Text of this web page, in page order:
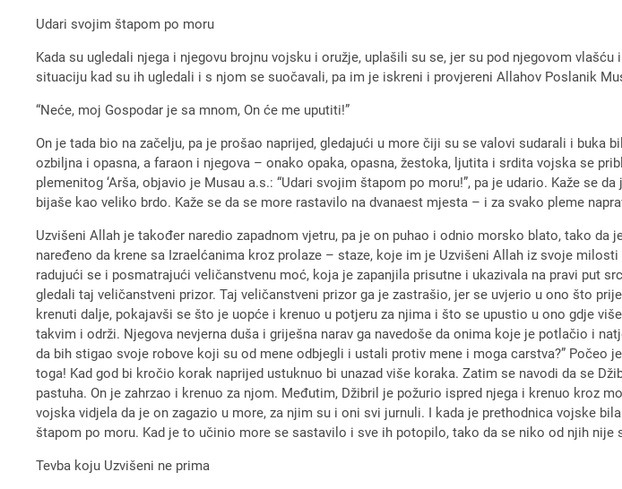
Udari svojim štapom po moru
Kada su ugledali njega i njegovu brojnu vojsku i oružje, uplašili su se, jer su pod njegovom
situaciju kad su ih ugledali i s njom se suočavali, pa im je iskreni i provjereni Allahov Poslanik
“Neće, moj Gospodar je sa mnom, On će me uputiti!”
On je tada bio na začelju, pa je prošao naprijed, gledajući u more čiji su se valovi sudarali i
ozbiljna i opasna, a faraon i njegova – onako opaka, opasna, žestoka, ljutita i srdita vojska se
plemenitog ‘Arša, objavio je Musau a.s.: “Udari svojim štapom po moru!”, pa je udario. Kaže se
bijaše kao veliko brdo. Kaže se da se more rastavilo na dvanaest mjesta – i za svako pleme
Uzvišeni Allah je također naredio zapadnom vjetru, pa je on puhao i odnio morsko blato, tako
naređeno da krene sa Izraelćanima kroz prolaze – staze, koje im je Uzvišeni Allah iz svoje
radujući se i posmatrajući veličanstvenu moć, koja je zapanjila prisutne i ukazivala na pravi put
gledali taj veličanstveni prizor. Taj veličanstveni prizor ga je zastrašio, jer se uvjerio u ono što
krenuti dalje, pokajavši se što je uopće i krenuo u potjeru za njima i što se upustio u ono gdje
takvim i održi. Njegova nevjerna duša i griješna narav ga navedoše da onima koje je potlačio i
da bih stigao svoje robove koji su od mene odbjegli i ustali protiv mene i moga carstva?”
toga! Kad god bi kročio korak naprijed ustuknuo bi unazad više koraka. Zatim se navodi da se
pastuha. On je zahrzao i krenuo za njom. Međutim, Džibril je požurio ispred njega i krenuo kroz
vojska vidjela da je on zagazio u more, za njim su i oni svi jurnuli. I kada je prethodnica vojske
štapom po moru. Kad je to učinio more se sastavilo i sve ih potopilo, tako da se niko od njih nije
Tevba koju Uzvišeni ne prima